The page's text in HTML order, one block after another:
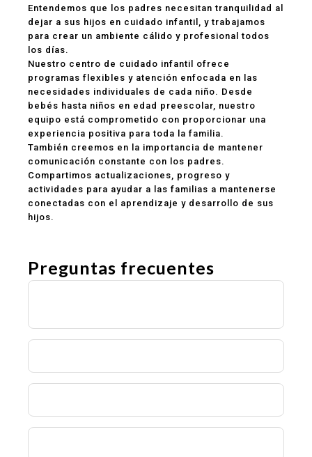
Entendemos que los padres necesitan tranquilidad al
dejar a sus hijos en cuidado infantil, y trabajamos
para crear un ambiente cálido y profesional todos
los días.
Nuestro centro de cuidado infantil ofrece
programas flexibles y atención enfocada en las
necesidades individuales de cada niño. Desde
bebés hasta niños en edad preescolar, nuestro
equipo está comprometido con proporcionar una
experiencia positiva para toda la familia.
También creemos en la importancia de mantener
comunicación constante con los padres.
Compartimos actualizaciones, progreso y
actividades para ayudar a las familias a mantenerse
conectadas con el aprendizaje y desarrollo de sus
hijos.
Preguntas frecuentes